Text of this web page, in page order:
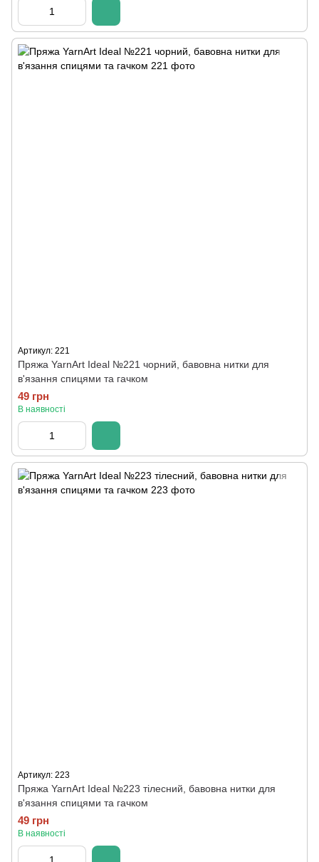
Артикул: 221
Пряжа YarnArt Ideal №221 чорний, бавовна нитки для
в'язання спицями та гачком
49 грн
В наявності
Артикул: 223
Пряжа YarnArt Ideal №223 тілесний, бавовна нитки для
в'язання спицями та гачком
49 грн
В наявності